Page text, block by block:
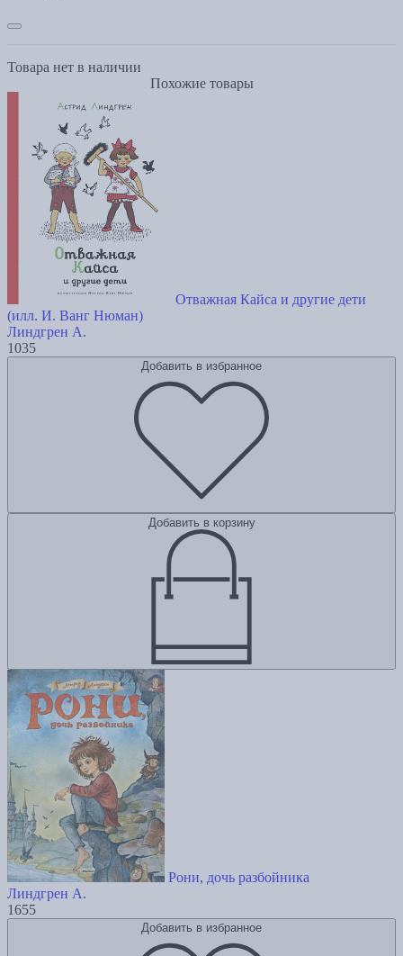
Товара нет в наличии
Похожие товары
Отважная Кайса и другие дети
(илл. И. Ванг Нюман)
Линдгрен А.
1035
Добавить в избранное
Добавить в корзину
Рони, дочь разбойника
Линдгрен А.
1655
Добавить в избранное